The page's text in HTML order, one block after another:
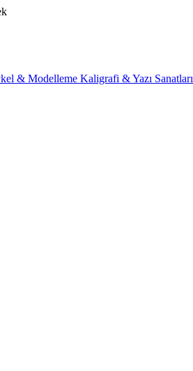
& Modelleme Kaligrafi & Yazı Sanatları